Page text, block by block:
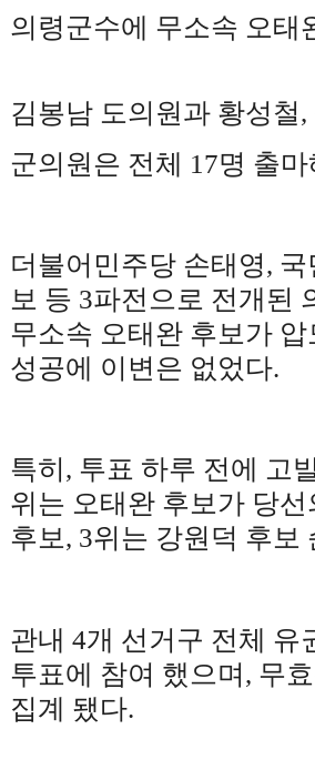
의령군수에 무소속 오태
김봉남 도의원과 황성철,
군의원은 전체 17명 출마
더불어민주당 손태영, 국
보 등 3파전으로 전개된
무소속 오태완 후보가
성공에 이변은 없었다.
특히 , 투표 하루 전에 고
위는 오태완 후보가 당
후보, 3위는 강원덕 후보
관내 4개 선거구 전체 유
투표에 참여 했으며, 무
집계 됐다.